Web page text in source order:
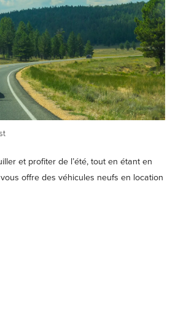
et profiter de l’été, tout en étant en
vous offre des véhicules neufs en location